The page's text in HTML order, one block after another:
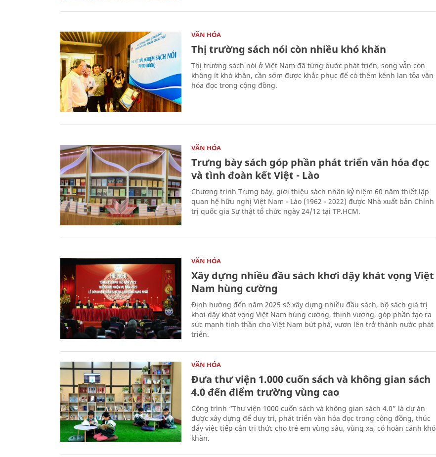
VĂN HÓA
Thị trường sách nói còn nhiều khó khăn
Thị trường sách nói ở Việt Nam đã từng bước phát triển, song vẫn còn
không ít khó khăn, cần sớm được khắc phục để có thêm kênh lan tỏa văn
hóa đọc trong cộng đồng.
VĂN HÓA
Trưng bày sách góp phần phát triển văn hóa đọc
và tình đoàn kết Việt - Lào
Chương trình Trưng bày, giới thiệu sách nhân kỷ niệm 60 năm thiết lập
quan hệ hữu nghị Việt Nam - Lào (1962 - 2022) được Nhà xuất bản Chính
trị quốc gia Sự thật tổ chức ngày 24/12 tại TP.HCM.
VĂN HÓA
Xây dựng nhiều đầu sách khơi dậy khát vọng Việt
Nam hùng cường
Định hướng đến năm 2025 sẽ xây dựng nhiều đầu sách, bộ sách giá trị
khơi dậy khát vọng Việt Nam hùng cường, thịnh vượng, góp phần tạo ra
sức mạnh tinh thần cho Việt Nam bứt phá, vươn lên trở thành nước phát
triển.
VĂN HÓA
Đưa thư viện 1.000 cuốn sách và không gian sách
4.0 đến điểm trường vùng cao
Công trình “Thư viện 1000 cuốn sách và không gian sách 4.0” là dự án
được xây dựng để duy trì, phát triển văn hóa đọc trong cộng đồng, thúc
đẩy việc tiếp cận tri thức cho trẻ em vùng sâu, vùng xa, có hoàn cảnh khó
khăn.